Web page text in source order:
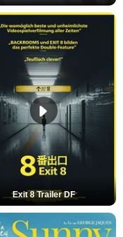
Exit 8 Trailer DF